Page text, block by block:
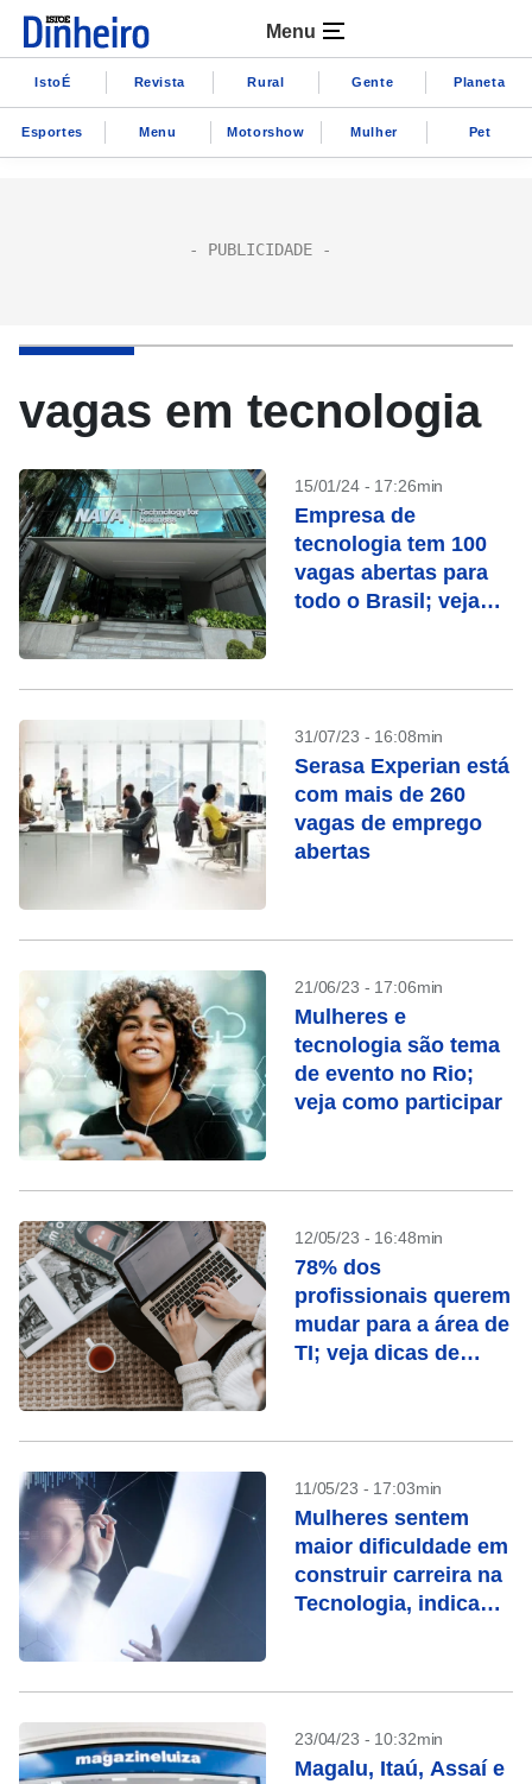
Menu
IstoÉ Revista Rural Gente Planeta
Esportes Menu Motorshow Mulher Pet
vagas em tecnologia
15/01/24 - 17:26min
Empresa de
tecnologia tem 100
vagas abertas para
todo o Brasil; veja
31/07/23 - 16:08min
Serasa Experian está
com mais de 260
vagas de emprego
abertas
21/06/23 - 17:06min
Mulheres e
tecnologia são tema
de evento no Rio;
veja como participar
12/05/23 - 16:48min
78% dos
profissionais querem
mudar para a área de
TI; veja dicas de
11/05/23 - 17:03min
Mulheres sentem
maior dificuldade em
construir carreira na
Tecnologia, indica
23/04/23 - 10:32min
Magalu, Itaú, Assaí e